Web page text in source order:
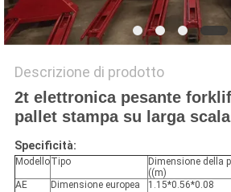
Descrizione di prodotto
2t elettronica pesante
pallet stampa su larga scala
Specificità:
ModelloTipo
Dimensione della
((m)
AE Dimensione europea 1.15*0.56*0.08